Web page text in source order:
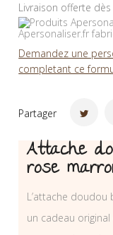
Livraison offerte
Apersonaliser.fr
Demandez une
completant ce
Partager
Attache
rose
L’attache
un cadeau